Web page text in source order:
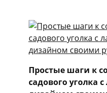
Простые шаги к
садового уголка